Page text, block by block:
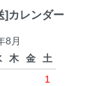
]カレンダー
8月
木 金
土
1